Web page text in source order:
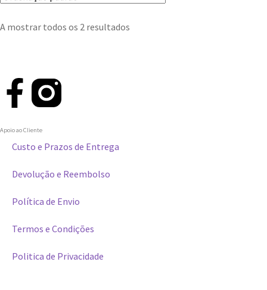
A mostrar todos os 2 resultados
Apoio ao Cliente
Custo e Prazos de Entrega
Devolução e Reembolso
Política de Envio
Termos e Condições
Politica de Privacidade